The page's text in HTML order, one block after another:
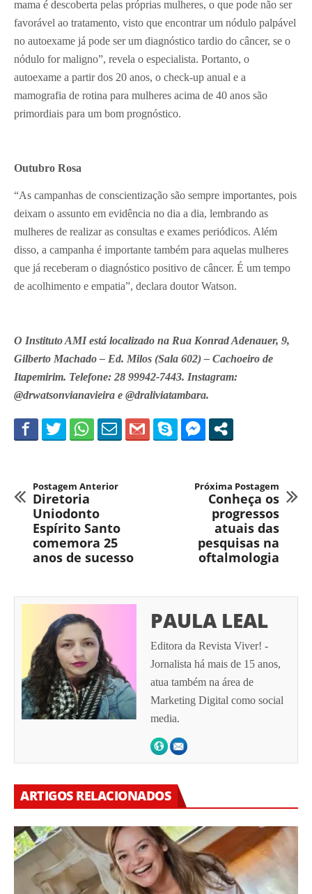
mama é descoberta pelas próprias mulheres, o que pode não ser
favorável ao tratamento, visto que encontrar um nódulo palpável
no autoexame já pode ser um diagnóstico tardio do câncer, se o
nódulo for maligno”, revela o especialista. Portanto, o
autoexame a partir dos 20 anos, o check-up anual e a
mamografia de rotina para mulheres acima de 40 anos são
primordiais para um bom prognóstico.
Outubro Rosa
“As campanhas de conscientização são sempre importantes, pois
deixam o assunto em evidência no dia a dia, lembrando as
mulheres de realizar as consultas e exames periódicos. Além
disso, a campanha é importante também para aquelas mulheres
que já receberam o diagnóstico positivo de câncer. É um tempo
de acolhimento e empatia”, declara doutor Watson.
O Instituto AMI está localizado na Rua Konrad Adenauer, 9,
Gilberto Machado – Ed. Milos (Sala 602) – Cachoeiro de
Itapemirim. Telefone: 28 99942-7443. Instagram:
@drwatsonvianavieira e @draliviatambara.
Postagem Anterior
Diretoria
Uniodonto
Espírito Santo
comemora 25
anos de sucesso
Próxima Postagem
Conheça os
progressos
atuais das
pesquisas na
oftalmologia
PAULA LEAL
Editora da Revista Viver! -
Jornalista há mais de 15 anos,
atua também na área de
Marketing Digital como social
media.
ARTIGOS RELACIONADOS